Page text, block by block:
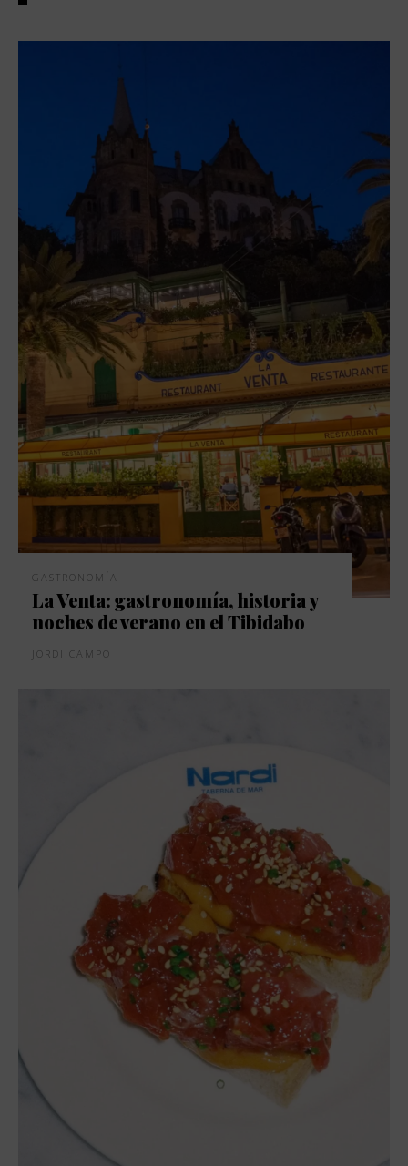
GASTRONOMÍA
La Venta: gastronomía, historia y
noches de verano en el Tibidabo
JORDI CAMPO